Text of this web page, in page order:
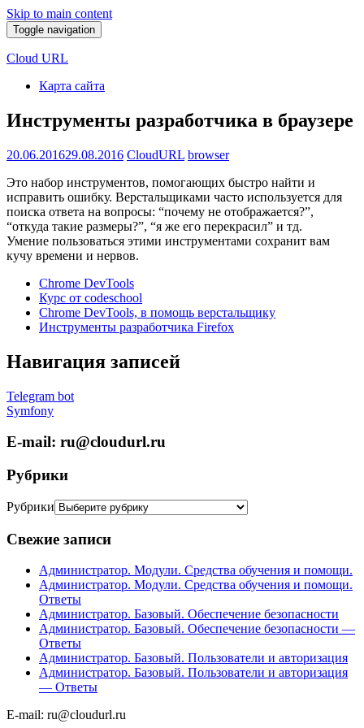
Skip to main content
Toggle navigation
Cloud URL
Карта сайта
Инструменты разработчика в браузере
20.06.201629.08.2016 CloudURL browser
Это набор инструментов, помогающих быстро найти и
исправить ошибку. Верстальщиками часто используется для
поиска ответа на вопросы: “почему не отображается?”,
“откуда такие размеры?”, “я же его перекрасил” и тд.
Умение пользоваться этими инструментами сохранит вам
кучу времени и нервов.
Chrome DevTools
Курс от codeschool
Chrome DevTools, в помощь верстальщику
Инструменты разработчика Firefox
Навигация записей
Telegram bot
Symfony
E-mail: ru@cloudurl.ru
Рубрики
Рубрики
Свежие записи
Администратор. Модули. Средства обучения и помощи.
Администратор. Модули. Средства обучения и помощи.
Ответы
Администратор. Базовый. Обеспечение безопасности
Администратор. Базовый. Обеспечение безопасности —
Ответы
Администратор. Базовый. Пользователи и авторизация
Администратор. Базовый. Пользователи и авторизация
— Ответы
E-mail: ru@cloudurl.ru